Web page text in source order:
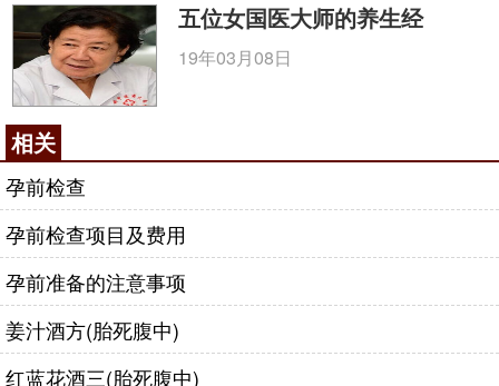
五位女国医大师的养生经
19年03月08日
相关
孕前检查
孕前检查项目及费用
孕前准备的注意事项
姜汁酒方(胎死腹中)
红蓝花酒三(胎死腹中)